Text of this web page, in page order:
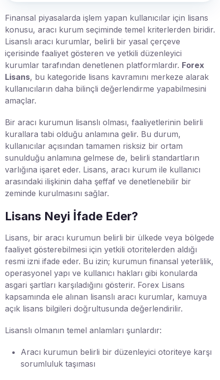
Finansal piyasalarda işlem yapan kullanıcılar için lisans
konusu, aracı kurum seçiminde temel kriterlerden biridir.
Lisanslı aracı kurumlar, belirli bir yasal çerçeve
içerisinde faaliyet gösteren ve yetkili düzenleyici
kurumlar tarafından denetlenen platformlardır. Forex
Lisans, bu kategoride lisans kavramını merkeze alarak
kullanıcıların daha bilinçli değerlendirme yapabilmesini
amaçlar.
Bir aracı kurumun lisanslı olması, faaliyetlerinin belirli
kurallara tabi olduğu anlamına gelir. Bu durum,
kullanıcılar açısından tamamen risksiz bir ortam
sunulduğu anlamına gelmese de, belirli standartların
varlığına işaret eder. Lisans, aracı kurum ile kullanıcı
arasındaki ilişkinin daha şeffaf ve denetlenebilir bir
zeminde kurulmasını sağlar.
Lisans Neyi İfade Eder?
Lisans, bir aracı kurumun belirli bir ülkede veya bölgede
faaliyet gösterebilmesi için yetkili otoritelerden aldığı
resmi izni ifade eder. Bu izin; kurumun finansal yeterlilik,
operasyonel yapı ve kullanıcı hakları gibi konularda
asgari şartları karşıladığını gösterir. Forex Lisans
kapsamında ele alınan lisanslı aracı kurumlar, kamuya
açık lisans bilgileri doğrultusunda değerlendirilir.
Lisanslı olmanın temel anlamları şunlardır:
Aracı kurumun belirli bir düzenleyici otoriteye karşı
sorumluluk taşıması